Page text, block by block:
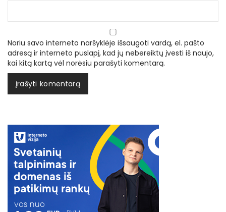
Noriu savo interneto naršyklėje išsaugoti vardą, el. pašto
adresą ir interneto puslapį, kad jų nebereiktų įvesti iš naujo,
kai kitą kartą vėl norėsiu parašyti komentarą.